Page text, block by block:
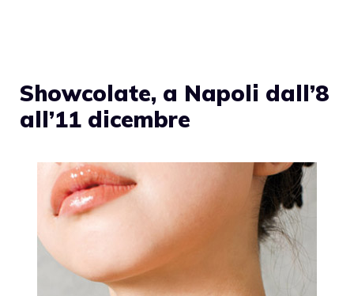
Showcolate, a Napoli dall’8
all’11 dicembre